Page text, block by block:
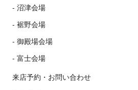
沼津会場
裾野会場
御殿場会場
富士会場
来店予約・お問い合わせ